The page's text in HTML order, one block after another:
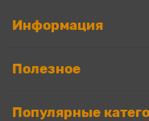
Информация
Полезное
Популярные